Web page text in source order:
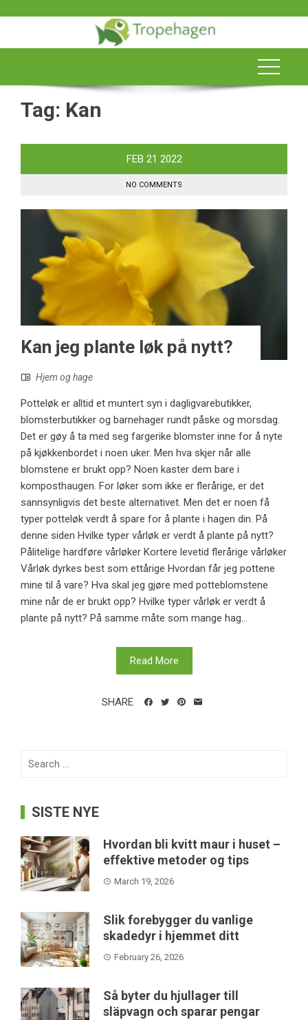
Tag: Kan
FEB 21 2022
NO COMMENTS
Kan jeg plante løk på nytt?
Hjem og hage
Potteløk er alltid et muntert syn i dagligvarebutikker,
blomsterbutikker og barnehager rundt påske og morsdag.
Det er gøy å ta med seg fargerike blomster inne for å nyte
på kjøkkenbordet i noen uker. Men hva skjer når alle
blomstene er brukt opp? Noen kaster dem bare i
komposthaugen. For løker som ikke er flerårige, er det
sannsynligvis det beste alternativet. Men det er noen få
typer potteløk verdt å spare for å plante i hagen din. På
denne siden Hvilke typer vårløk er verdt å plante på nytt?
Pålitelige hardføre vårløker Kortere levetid flerårige vårløker
Vårløk dyrkes best som ettårige Hvordan får jeg pottene
mine til å vare? Hva skal jeg gjøre med potteblomstene
mine når de er brukt opp? Hvilke typer vårløk er verdt å
plante på nytt? På samme måte som mange hag...
Read More
SHARE
Search
SISTE NYE
Hvordan bli kvitt maur i huset –
effektive metoder og tips
March 19, 2026
Slik forebygger du vanlige
skadedyr i hjemmet ditt
February 26, 2026
Så byter du hjullager till
släpvagn och sparar pengar